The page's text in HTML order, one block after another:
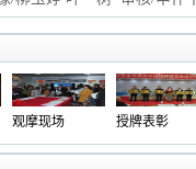
观摩现场 授牌表彰